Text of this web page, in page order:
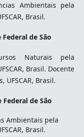
Ambientais pela
Brasil.
de São
Naturais pela
Brasil. Docente
UFSCAR, Brasil.
de São
Ambientais pela
Brasil.